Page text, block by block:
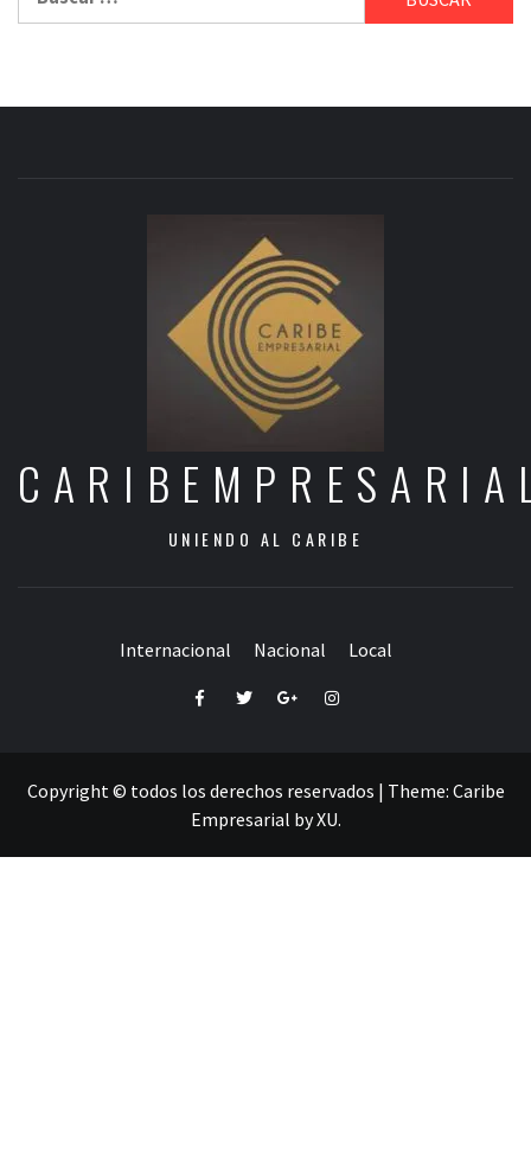
UNIENDO AL CARIBE
Internacional Nacional Local
FacebookTwitterGoogle+Instagram
Copyright © todos los derechos reservados | Theme: Caribe
Empresarial byXU.